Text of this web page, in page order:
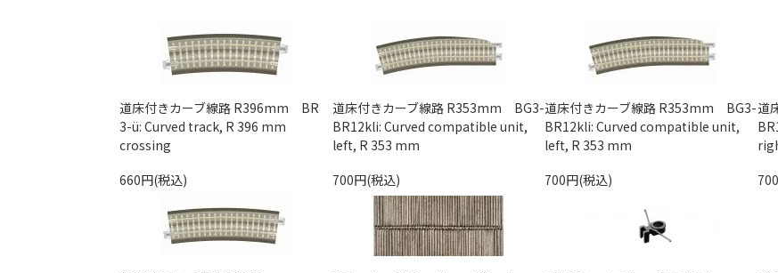
道床付きカーブ線路 R396mm BR
3-ü: Curved track, R 396 mm
crossing
660円(税込)
道床付きカーブ線路 R353mm BG3-
BR12kli: Curved compatible unit,
left, R 353 mm
700円(税込)
道床付きカーブ線路 R353mm BG3-
BR12kli: Curved compatible unit,
left, R 353 mm
700円(税込)
道